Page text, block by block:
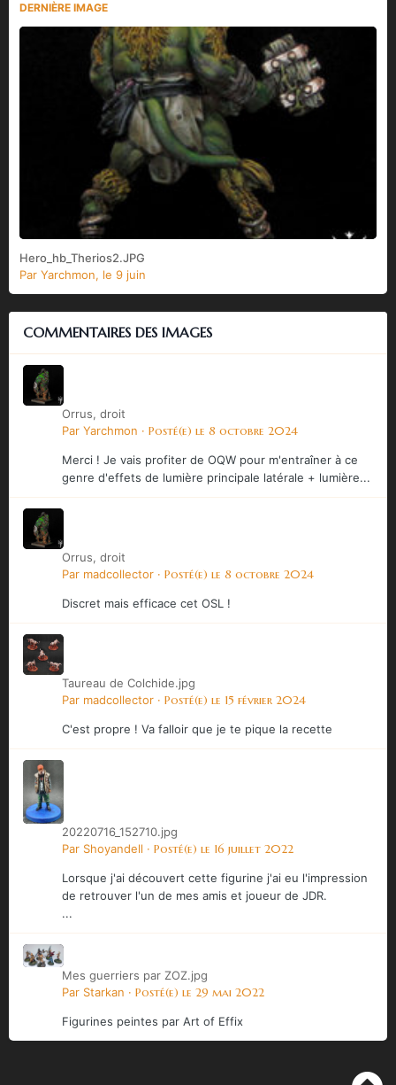
DERNIÈRE IMAGE
Hero_hb_Therios2.JPG
Par Yarchmon, le 9 juin
COMMENTAIRES DES IMAGES
Orrus, droit
Par Yarchmon · Posté(e) le 8 octobre 2024
Merci ! Je vais profiter de OQW pour m'entraîner à ce
genre d'effets de lumière principale latérale + lumière...
Orrus, droit
Par madcollector · Posté(e) le 8 octobre 2024
Discret mais efficace cet OSL !
Taureau de Colchide.jpg
Par madcollector · Posté(e) le 15 février 2024
C'est propre ! Va falloir que je te pique la recette
20220716_152710.jpg
Par Shoyandell · Posté(e) le 16 juillet 2022
Lorsque j'ai découvert cette figurine j'ai eu l'impression
de retrouver l'un de mes amis et joueur de JDR.
...
Mes guerriers par ZOZ.jpg
Par Starkan · Posté(e) le 29 mai 2022
Figurines peintes par Art of Effix